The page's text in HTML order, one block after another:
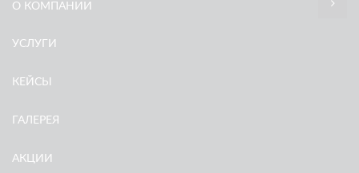
О КОМПАНИИ
УСЛУГИ
КЕЙСЫ
ГАЛЕРЕЯ
АКЦИИ